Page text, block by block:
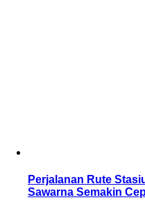
Perjalanan Rute
Sawarna Semakin